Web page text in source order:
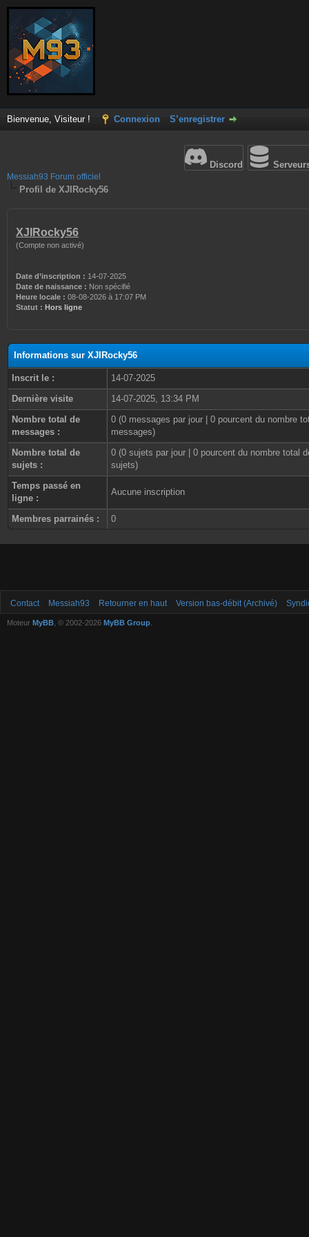
Bienvenue, Visiteur ! Connexion S’enregistrer
Discord
Messiah93 Forum officiel
Profil de XJIRocky56
XJIRocky56
(Compte non activé)
Date d’inscription : 14-07-2025
Date de naissance : Non spécifié
Heure locale : 08-08-2026 à 17:07 PM
Statut : Hors ligne
Informations sur XJIRocky56
Inscrit le :
14-07-2025
Dernière visite
14-07-2025, 13:34 PM
Nombre total de
messages :
0 (0 messages par jour | 0 pourcent du nombre
messages)
Nombre total de
sujets :
0 (0 sujets par jour | 0 pourcent du nombre total
sujets)
Temps passé en
ligne :
Aucune inscription
Membres parrainés : 0
Contact Messiah93 Retourner en haut Version bas-débit (Archivé)
Moteur MyBB , © 2002-2026 MyBB Group